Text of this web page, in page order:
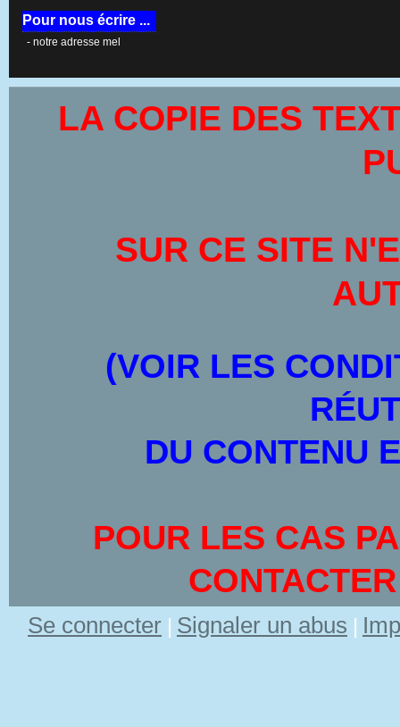
Pour nous écrire ...
- notre adresse mel
LA COPIE DES
SUR CE SITE
(VOIR LES
DU CONTENU
POUR LES CAS
Se connecter | Signaler un abus |